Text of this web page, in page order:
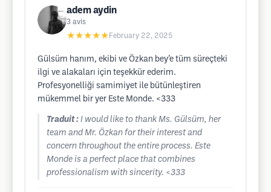
adem aydin
3 avis
★★★★★ February 22, 2025
Gülsüm hanım, ekibi ve Özkan bey’e tüm süreçteki
ilgi ve alakaları için teşekkür ederim.
Profesyonelliği samimiyet ile bütünleştiren
mükemmel bir yer Este Monde. <333
Traduit : I would like to thank Ms. Gülsüm, her
team and Mr. Özkan for their interest and
concern throughout the entire process. Este
Monde is a perfect place that combines
professionalism with sincerity. <333